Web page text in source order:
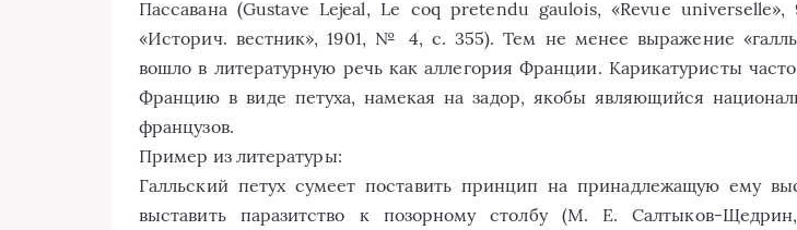
Пассавана (Gustave Lejeal, Le coq pretendu gaulois, «Revue universelle»,
«Историч. вестник», 1901, № 4, с. 355). Тем не менее выражение
вошло в литературную речь как аллегория Франции. Карикатуристы
Францию в виде петуха, намекая на задор, якобы являющийся
французов.
Пример из литературы:
Галльский петух сумеет поставить принцип на принадлежащую ему
выставить паразитство к позорному столбу (М. Е. Салтыков-